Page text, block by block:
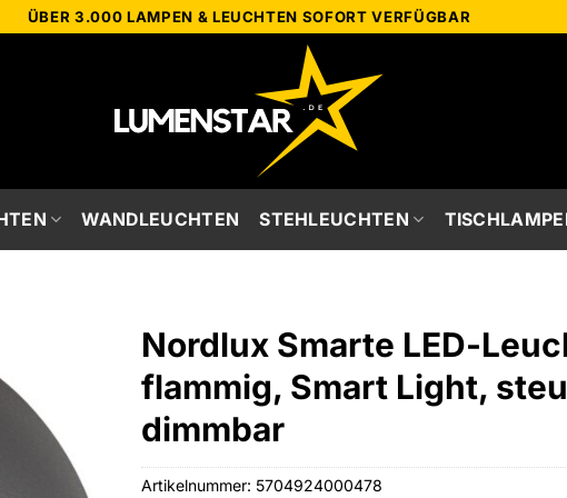
ÜBER 3.000 LAMPEN & LEUCHTEN SOFORT VERFÜGBAR
WANDLEUCHTEN STEHLEUCHTEN
Nordlux Smarte LED-
flammig, Smart Light,
dimmbar
Artikelnummer: 5704924000478